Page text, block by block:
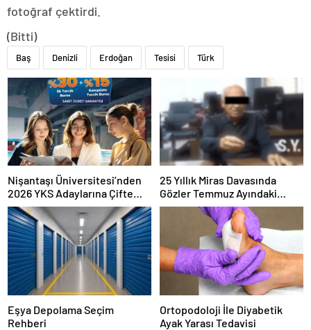
fotoğraf çektirdi.
(Bitti)
Baş Denizli Erdoğan Tesisi Türk
Nişantaşı Üniversitesi’nden
2026 YKS Adaylarına Çifte
Güvence: Sabit Ücret ve
Kesintisiz Burs
25 Yıllık Miras Davasında
Gözler Temmuz Ayındaki
Karar Duruşmasına Çevrildi
Eşya Depolama Seçim
Rehberi
Ortopodoloji İle Diyabetik
Ayak Yarası Tedavisi